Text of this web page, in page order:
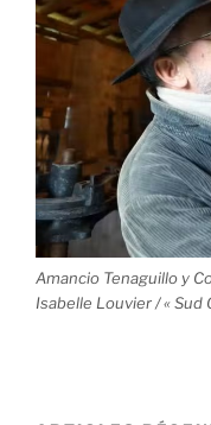
Amancio Tenaguillo y
Isabelle Louvier / « Sud